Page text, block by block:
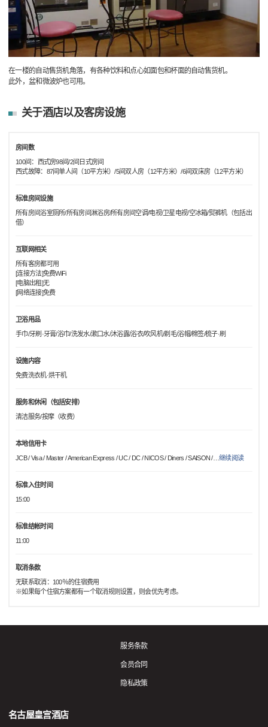
在一楼的自动售货机角落，有各种饮料和点心如面包和杯面的自动售货机。
此外，盆和微波炉也可用。
关于酒店以及客房设施
房间数
100间：西式房98间/2间日式房间
西式故障：87间单人间（10平方米）/5间双人房（12平方米）/6间双床房（12平方米）
标准房间设施
所有房间浴室厕所/所有房间淋浴房/所有房间空调/电视/卫星电视/空冰箱/熨裤机（包括出
借）
互联网相关
所有客房都可用
[连接方法]免费WiFi
[电脑出租]无
[网络连接]免费
卫浴用品
手巾/牙刷·牙膏/浴巾/洗发水/漱口水/沐浴露/浴衣/吹风机/剃毛/浴帽/棉签/梳子·刷
设施内容
免费洗衣机·烘干机
服务和休闲（包括安排）
清洁服务/按摩（收费）
本地信用卡
JCB / Visa / Master / American Express / UC / DC / NICOS / Diners / SAISON /…继续阅读
标准入住时间
15:00
标准结帐时间
11:00
取消条款
无联系取消：100％的住宿费用
※如果每个住宿方案都有一个取消规则设置，则会优先考虑。
服务条款
会员合同
隐私政策
名古屋皇宫酒店